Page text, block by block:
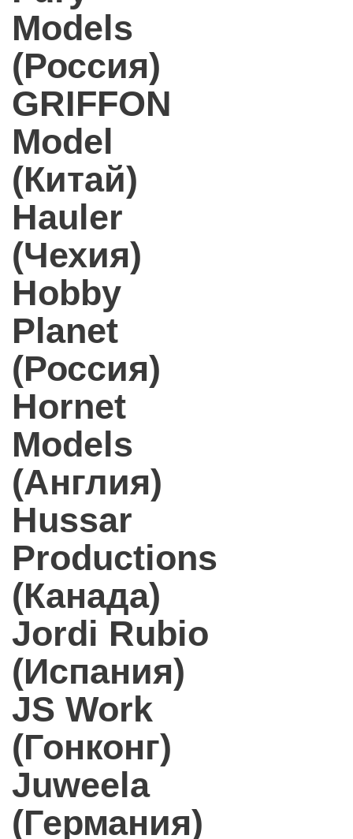
Models
(Россия)
GRIFFON
Model
(Китай)
Hauler
(Чехия)
Hobby
Planet
(Россия)
Hornet
Models
(Англия)
Hussar
Productions
(Канада)
Jordi Rubio
(Испания)
JS Work
(Гонконг)
Juweela
(Германия)